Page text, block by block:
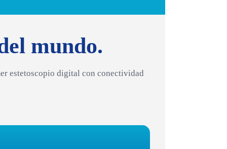
mundo.
estetoscopio digital con conectividad